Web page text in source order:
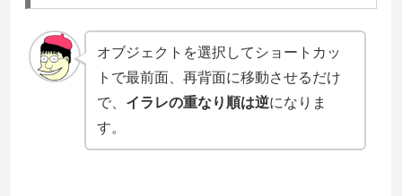
オブジェクトを選択してショートカッ
トで最前面、再背面に移動させるだけ
で、 イラレの重なり順は逆になりま
す。